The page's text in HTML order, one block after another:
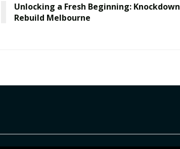
Unlocking a Fresh Beginning: Knockdown
Rebuild Melbourne